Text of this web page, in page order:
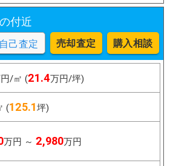
付近
己査定 売却査定 購入相談
/㎡ (21.4万円/坪)
(125.1坪)
万円 ～ 2,980万円